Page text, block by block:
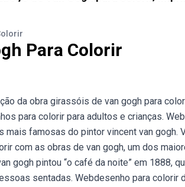
Para Colorir
da obra girassóis de van gogh para
para colorir para adultos e crianças.
mais famosas do pintor vincent van gogh.
com as obras de van gogh, um dos
gogh pintou “o café da noite” em 1888,
sentadas. Webdesenho para colorir